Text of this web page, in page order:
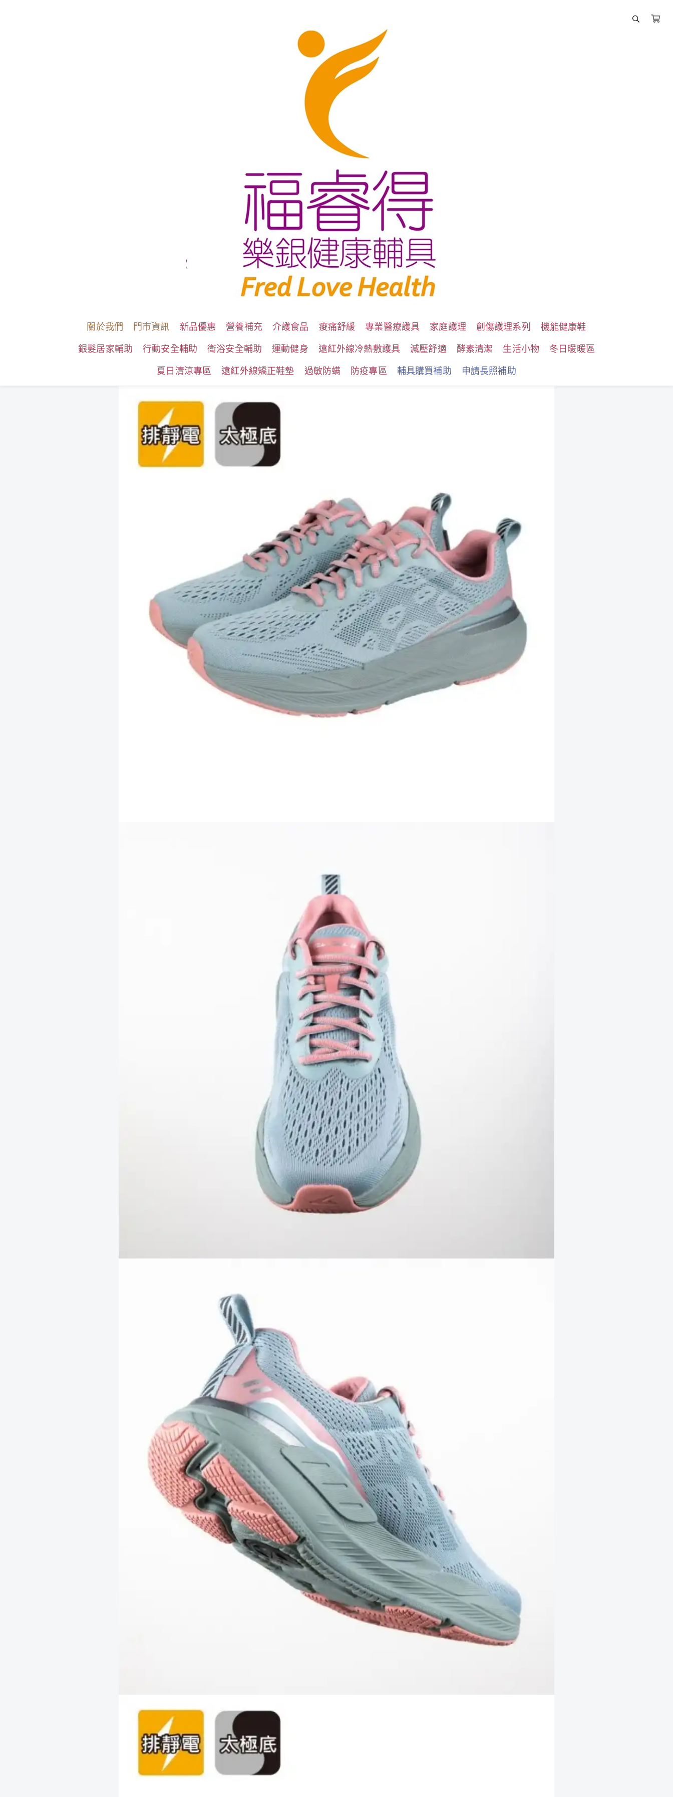
關於我們 門市資訊 新品優惠 營養補充 介護食品 痠痛舒緩 專業醫療護具 家庭護理 創傷護理系列
機能健康鞋
銀髮居家輔助
行動安全輔助 衛浴安全輔助 運動健身 遠紅外線冷熱敷護具 減壓舒適 酵素清潔 生活小物
冬日暖暖區
夏日清涼專區
遠紅外線矯正鞋墊 過敏防螨 防疫專區 輔具購買補助 申請長照補助